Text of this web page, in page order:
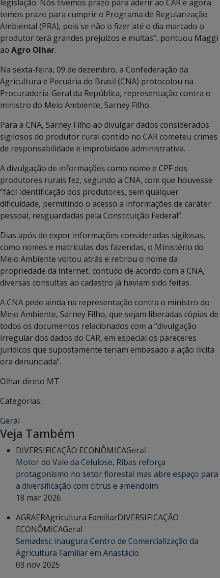
legislação. Nós tivemos prazo para aderir ao CAR e agora
temos prazo para cumprir o Programa de Regularização
Ambiental (PRA), pois se não o fizer até o dia marcado o
produtor terá grandes prejuízos e multas”, pontuou Maggi
ao Agro Olhar.
Na sexta-feira, 09 de dezembro, a Confederação da
Agricultura e Pecuária do Brasil (CNA) protocolou na
Procuradoria-Geral da República, representação contra o
ministro do Meio Ambiente, Sarney Filho.
Para a CNA, Sarney Filho ao divulgar dados considerados
sigilosos do produtor rural contido no CAR cometeu crimes
de responsabilidade e improbidade administrativa.
A divulgação de informações como nome e CPF dos
produtores rurais fez, segundo a CNA, com que houvesse
“fácil identificação dos produtores, sem qualquer
dificuldade, permitindo o acesso a informações de caráter
pessoal, resguardadas pela Constituição Federal”.
Dias após de expor informações consideradas sigilosas,
como nomes e matrículas das fazendas, o Ministério do
Meio Ambiente voltou atrás e retirou o nome da
propriedade da internet, contudo de acordo com a CNA,
diversas consultas ao cadastro já haviam sido feitas.
A CNA pede ainda na representação contra o ministro do
Meio Ambiente, Sarney Filho, que sejam liberadas cópias de
todos os documentos relacionados com a “divulgação
irregular dos dados do CAR, em especial os pareceres
jurídicos que supostamente teriam embasado a ação ilícita
ora denunciada”.
Olhar direto MT
Categorias :
Geral
Veja Também
DIVERSIFICAÇÃO ECONÔMICAGeral
Motor do Vale da Celulose, Ribas reforça
protagonismo no setor florestal mas abre espaço para
a diversificação com citrus e amendoim
18 mar 2026
AGRAERAgricultura FamiliarDIVERSIFICAÇÃO
ECONÔMICAGeral
Semadesc inaugura Centro de Comercialização da
Agricultura Familiar em Anastácio
03 nov 2025